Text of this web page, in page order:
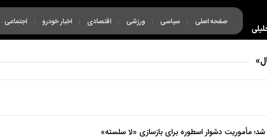
صفحه اصلی | سیاسی | ورزشی | اقتصادی | اخبار خودرو | اجتماعی
فکت لایف
مأموریت دشوار اسطوره برای بازسازی «لا سلسته»